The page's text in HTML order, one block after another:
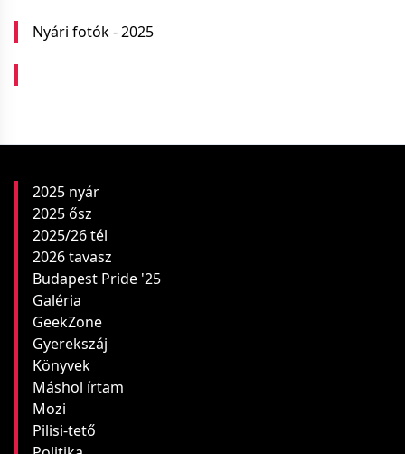
Nyári fotók - 2025
2025 nyár
2025 ősz
2025/26 tél
2026 tavasz
Budapest Pride '25
Galéria
GeekZone
Gyerekszáj
Könyvek
Máshol írtam
Mozi
Pilisi-tető